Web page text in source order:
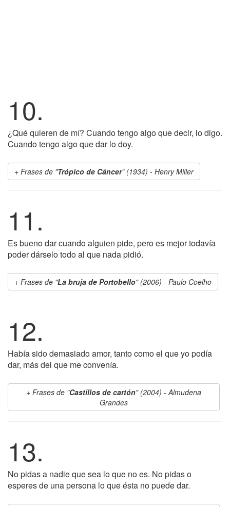
10.
¿Qué quieren de mí? Cuando tengo algo que decir, lo digo.
Cuando tengo algo que dar lo doy.
Frases de "Trópico de Cáncer" (1934) - Henry Miller
11.
Es bueno dar cuando alguien pide, pero es mejor todavía
poder dárselo todo al que nada pidió.
Frases de "La bruja de Portobello" (2006) - Paulo Coelho
12.
Había sido demasiado amor, tanto como el que yo podía
dar, más del que me convenía.
Frases de "Castillos de cartón" (2004) - Almudena
Grandes
13.
No pidas a nadie que sea lo que no es. No pidas o
esperes de una persona lo que ésta no puede dar.